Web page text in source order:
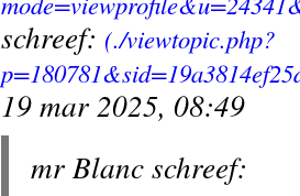
schreef:
19 mar 2025, 08:49
mr Blanc schreef: